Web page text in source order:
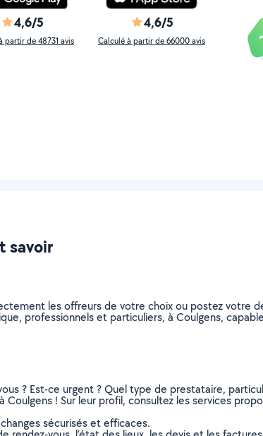
4,6/5
partir de 48731 avis
4,6/5
Calculé à partir de 66000 avis
savoir
les offreurs de votre choix ou postez votre
professionnels et particuliers, à Coulgens,
? Est-ce urgent ? Quel type de prestataire,
! Sur leur profil, consultez les services
sécurisés et efficaces.